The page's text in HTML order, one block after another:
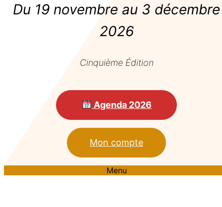
Du 19 novembre au 3 décembre
2026
Cinquième Édition
Agenda 2026
Mon compte
Menu